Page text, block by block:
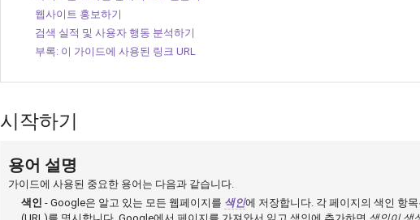
웹사이트 홍보하기
검색 실적 및 사용자 행동 분석하기
부록: 이 가이드에 사용된 링크 URL
시작하기
용어 설명
가이드에 사용된 중요한 용어는 다음과 같습니다.
색인 - Google은 알고 있는 모든 웹페이지를 색인에 저장합니다. 각 페이지의 색인 항